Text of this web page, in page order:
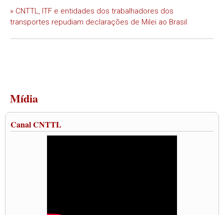
» CNTTL, ITF e entidades dos trabalhadores dos
transportes repudiam declarações de Milei ao Brasil
Mídia
Canal CNTTL